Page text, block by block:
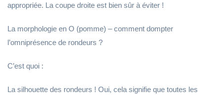
appropriée. La coupe droite est bien sûr à éviter !
La morphologie en O (pomme) – comment dompter
l’omniprésence de rondeurs ?
C’est quoi :
La silhouette des rondeurs ! Oui, cela signifie que toutes les